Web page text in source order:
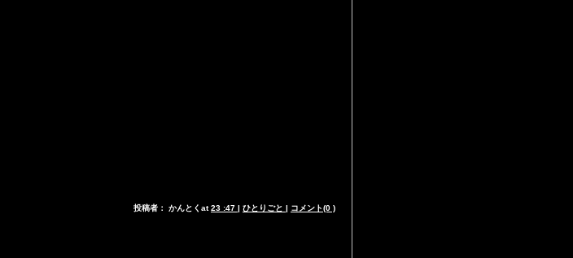
投稿者： かんとくat23 :47 | ひとりごと | コメント(0 )